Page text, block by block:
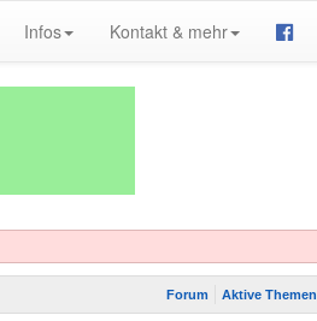
Infos Kontakt & mehr
Forum Aktive Themen